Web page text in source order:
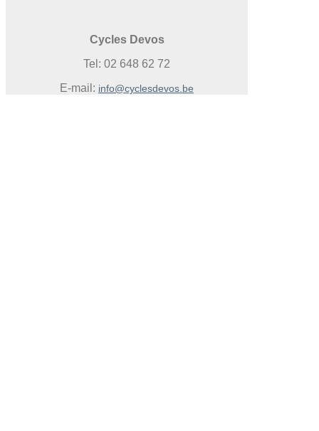
Cycles Devos
Tel: 02 648 62 72
E-mail: info@cyclesdevos.be